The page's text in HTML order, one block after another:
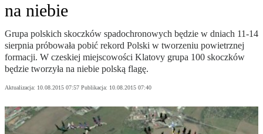
na niebie
Grupa polskich skoczków spadochronowych będzie w dniach 11-14
sierpnia próbowała pobić rekord Polski w tworzeniu powietrznej
formacji. W czeskiej miejscowości Klatovy grupa 100 skoczków
będzie tworzyła na niebie polską flagę.
Aktualizacja: 10.08.2015 07:57 Publikacja: 10.08.2015 07:40